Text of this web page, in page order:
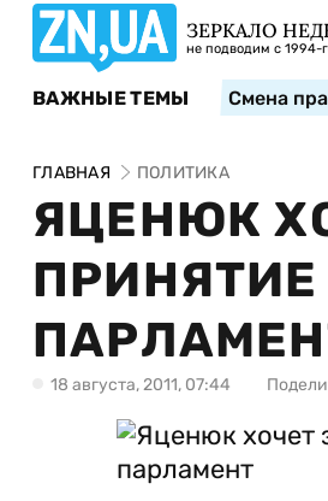
ЗЕРКАЛО
не подводим с 1994-
ВАЖНЫЕ ТЕМЫ Смена
ГЛАВНАЯ ПОЛИТИКА
ЯЦЕНЮК
18 августа, 2011, 07:44